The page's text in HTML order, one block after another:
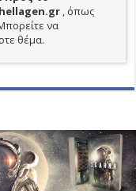
, όπως
να
θέμα.